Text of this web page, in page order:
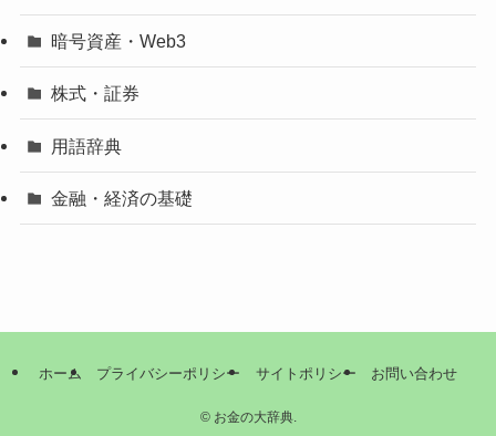
暗号資産・Web3
株式・証券
用語辞典
金融・経済の基礎
ホーム プライバシーポリシー サイトポリシー お問い合わせ
©お金の大辞典.